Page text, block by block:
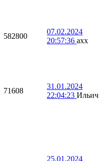
582800
07.02.2024
20:57:36 axx
71608
31.01.2024
22:04:23 Ильич
25.01.2024